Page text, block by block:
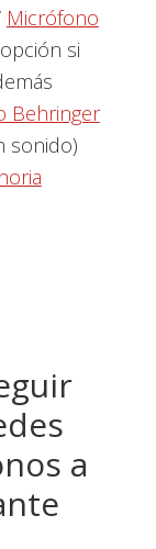
Micrófono
si
Behringer
sonido)
a